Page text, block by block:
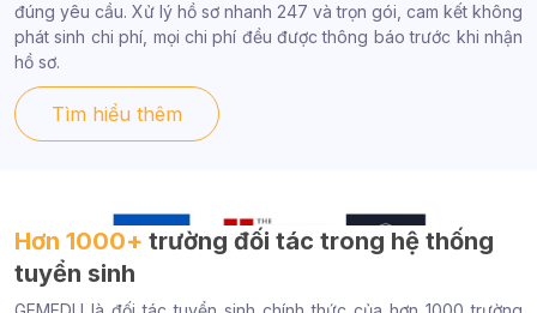
đúng yêu cầu. Xử lý hồ sơ nhanh 247 và trọn gói, cam kết không
phát sinh chi phí, mọi chi phí đều được thông báo trước khi nhận
hồ sơ.
Tìm hiểu thêm
Hơn 1000+ trường đối tác trong hệ thống
tuyển sinh